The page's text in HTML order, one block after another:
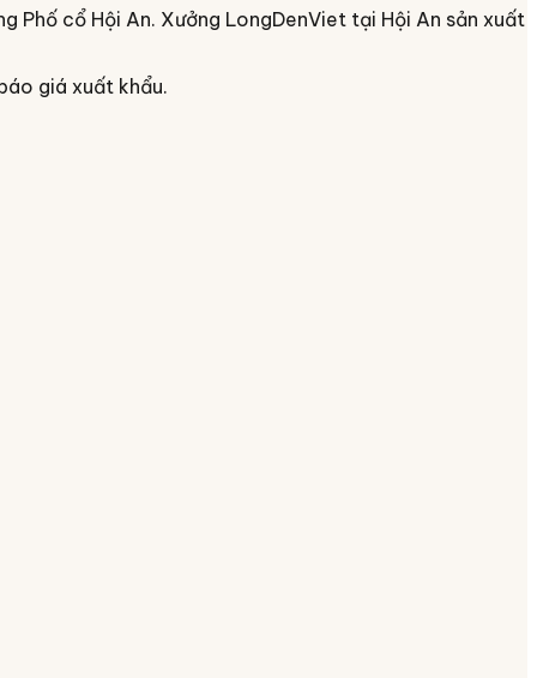
Phố cổ Hội An. Xưởng LongDenViet tại Hội An sản xuất
giá xuất khẩu.